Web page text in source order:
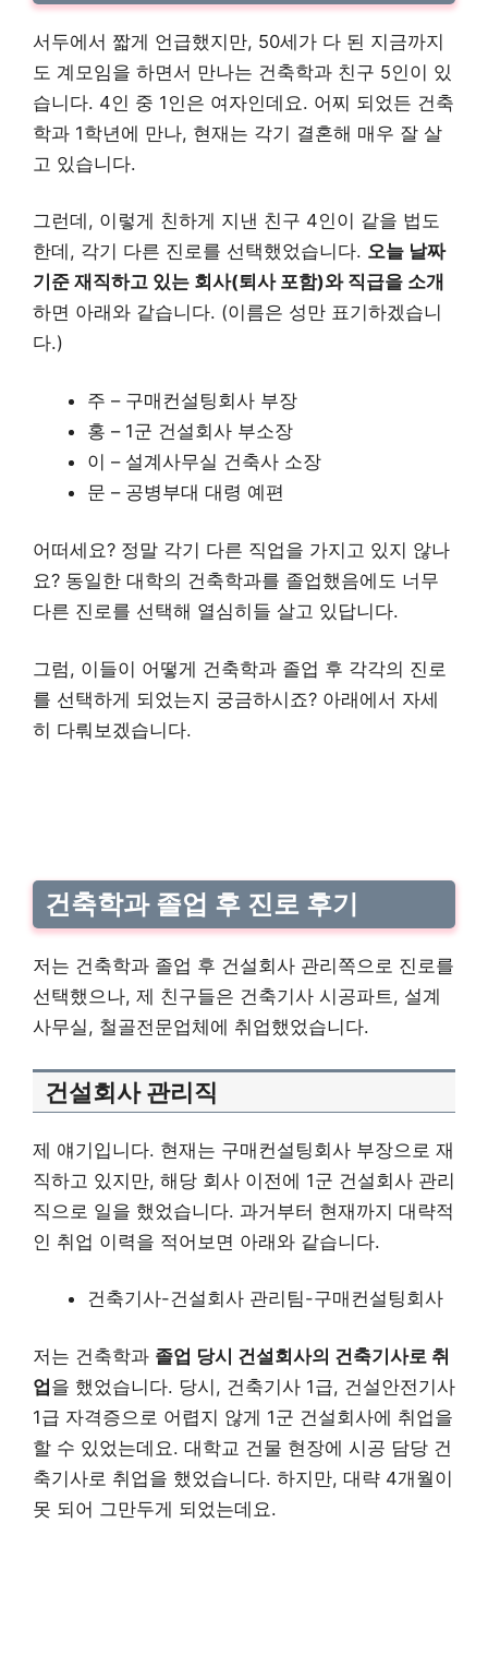
서두에서 짧게 언급했지만, 50세가 다 된 지금까지
도 계모임을 하면서 만나는 건축학과 친구 5인이 있
습니다. 4인 중 1인은 여자인데요. 어찌 되었든 건축
학과 1학년에 만나, 현재는 각기 결혼해 매우 잘 살
고 있습니다.
그런데, 이렇게 친하게 지낸 친구 4인이 같을 법도
한데, 각기 다른 진로를 선택했었습니다. 오늘 날짜
기준 재직하고 있는 회사(퇴사 포함)와 직급을 소개
하면 아래와 같습니다. (이름은 성만 표기하겠습니
다.)
주 – 구매컨설팅회사 부장
홍 – 1군 건설회사 부소장
이 – 설계사무실 건축사 소장
문 – 공병부대 대령 예편
어떠세요? 정말 각기 다른 직업을 가지고 있지 않나
요? 동일한 대학의 건축학과를 졸업했음에도 너무
다른 진로를 선택해 열심히들 살고 있답니다.
그럼, 이들이 어떻게 건축학과 졸업 후 각각의 진로
를 선택하게 되었는지 궁금하시죠? 아래에서 자세
히 다뤄보겠습니다.
건축학과 졸업 후 진로 후기
저는 건축학과 졸업 후 건설회사 관리쪽으로 진로를
선택했으나, 제 친구들은 건축기사 시공파트, 설계
사무실, 철골전문업체에 취업했었습니다.
건설회사 관리직
제 얘기입니다. 현재는 구매컨설팅회사 부장으로 재
직하고 있지만, 해당 회사 이전에 1군 건설회사 관리
직으로 일을 했었습니다. 과거부터 현재까지 대략적
인 취업 이력을 적어보면 아래와 같습니다.
건축기사-건설회사 관리팀-구매컨설팅회사
저는 건축학과 졸업 당시 건설회사의 건축기사로 취
업 을 했었습니다. 당시, 건축기사 1급, 건설안전기사
1급 자격증으로 어렵지 않게 1군 건설회사에 취업을
할 수 있었는데요. 대학교 건물 현장에 시공 담당 건
축기사로 취업을 했었습니다. 하지만, 대략 4개월이
못 되어 그만두게 되었는데요.